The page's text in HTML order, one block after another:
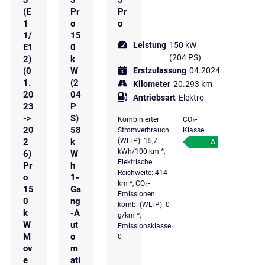
(E
1
1/
E1
2)
(0
1.
20
23
->
20
2
6)
Pr
o
15
0
k
W
M
ov
e
Pr
o
15
0
k
W
(2
04
P
S)
58
k
W
h
1-
Ga
ng
-A
ut
o
m
ati
Pr
o
Leistung 150 kW
(204 PS)
Erstzulassung 04.2024
Kilometer 20.293 km
Antriebsart Elektro
Kombinierter
Stromverbrauch
(WLTP): 15,7
kWh/100 km *,
Elektrische
Reichweite: 414
km *, CO₂-
Emissionen
komb. (WLTP): 0
g/km *,
Emissionsklasse
0
CO₂-
Klasse
A